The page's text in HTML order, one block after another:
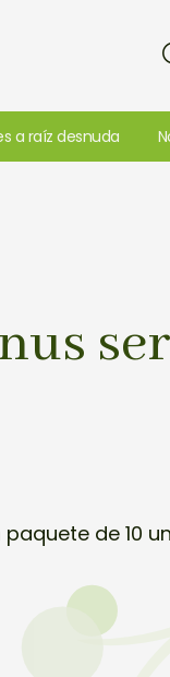
a raíz desnuda
de 10